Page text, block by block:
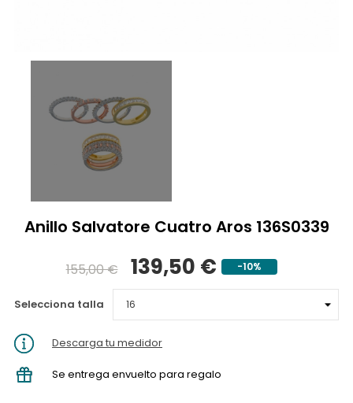
Anillo Salvatore Cuatro Aros 136S0339
155,00 € 139,50 € -10%
Selecciona talla
Descarga tu medidor
Se entrega envuelto para regalo